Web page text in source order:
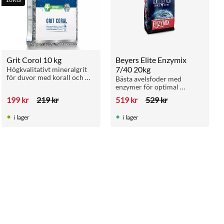
Grit Corol 10 kg
Högkvalitativt mineralgrit
för duvor med korall och
skelettet och främjar en
om.
199kr 219kr
i lager
Beyers Elite Enzymix
7/40 20kg
Bästa avelsfoder med
enzymer för optimal
519kr 529kr
i lager